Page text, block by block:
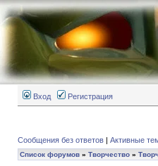
Вход Регистрация
Сообщения без ответов | Активные
Список форумов » Творчество »